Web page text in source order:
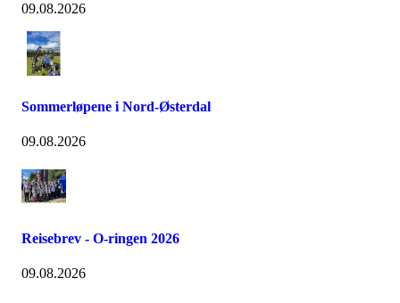
09.08.2026
Sommerløpene i Nord-Østerdal
09.08.2026
Reisebrev - O-ringen 2026
09.08.2026